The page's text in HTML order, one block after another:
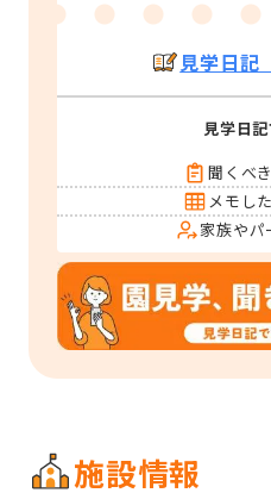
見学日記
見学日
聞くべ
メモし
家族やパ
施設情報